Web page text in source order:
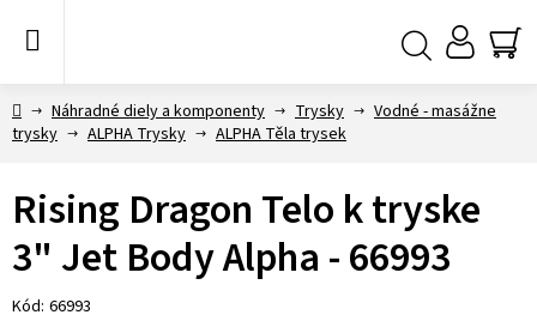
DomovNáhradné diely a komponenty Trysky
Vodné - masážne
trysky
ALPHA Trysky ALPHA Těla trysek
Rising Dragon Telo k tryske
3" Jet Body Alpha - 66993
Kód: 66993